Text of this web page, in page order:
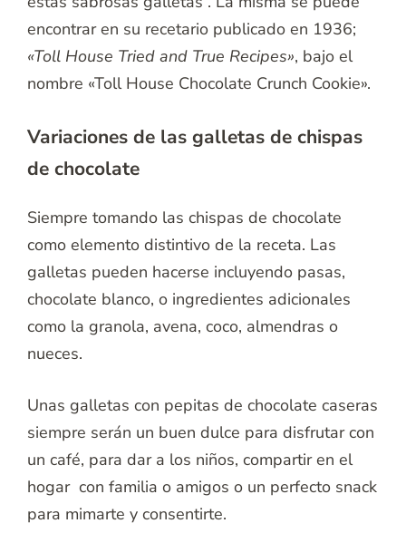
encontrar en su recetario publicado en 1936;
«Toll House Tried and True Recipes», bajo el
nombre «Toll House Chocolate Crunch Cookie».
Variaciones de las galletas de chispas
de chocolate
Siempre tomando las chispas de chocolate
como elemento distintivo de la receta. Las
galletas pueden hacerse incluyendo pasas,
chocolate blanco, o ingredientes adicionales
como la granola, avena, coco, almendras o
nueces.
Unas galletas con pepitas de chocolate caseras
siempre serán un buen dulce para disfrutar con
un café, para dar a los niños, compartir en el
hogar con familia o amigos o un perfecto snack
para mimarte y consentirte.